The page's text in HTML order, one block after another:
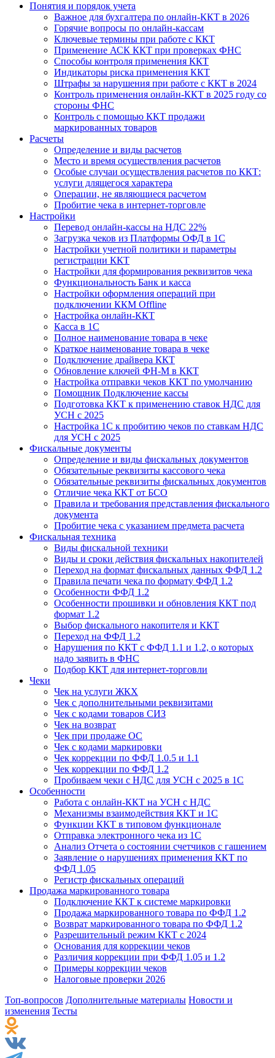
Понятия и порядок учета
Важное для бухгалтера по онлайн-ККТ в 2026
Горячие вопросы по онлайн-кассам
Ключевые термины при работе с ККТ
Применение АСК ККТ при проверках ФНС
Способы контроля применения ККТ
Индикаторы риска применения ККТ
Штрафы за нарушения при работе с ККТ в 2024
Контроль применения онлайн-ККТ в 2025 году со
стороны ФНС
Контроль с помощью ККТ продажи
маркированных товаров
Расчеты
Определение и виды расчетов
Место и время осуществления расчетов
Особые случаи осуществления расчетов по ККТ:
услуги длящегося характера
Операции, не являющиеся расчетом
Пробитие чека в интернет-торговле
Настройки
Перевод онлайн-кассы на НДС 22%
Загрузка чеков из Платформы ОФД в 1С
Настройки учетной политики и параметры
регистрации ККТ
Настройки для формирования реквизитов чека
Функциональность Банк и касса
Настройки оформления операций при
подключении ККМ Оffline
Настройка онлайн-ККТ
Касса в 1С
Полное наименование товара в чеке
Краткое наименование товара в чеке
Подключение драйвера ККТ
Обновление ключей ФН-М в ККТ
Настройка отправки чеков ККТ по умолчанию
Помощник Подключение кассы
Подготовка ККТ к применению ставок НДС для
УСН с 2025
Настройка 1С к пробитию чеков по ставкам НДС
для УСН с 2025
Фискальные документы
Определение и виды фискальных документов
Обязательные реквизиты кассового чека
Обязательные реквизиты фискальных документов
Отличие чека ККТ от БСО
Правила и требования представления фискального
документа
Пробитие чека с указанием предмета расчета
Фискальная техника
Виды фискальной техники
Виды и сроки действия фискальных накопителей
Переход на формат фискальных данных ФФД 1.2
Правила печати чека по формату ФФД 1.2
Особенности ФФД 1.2
Особенности прошивки и обновления ККТ под
формат 1.2
Выбор фискального накопителя и ККТ
Переход на ФФД 1.2
Нарушения по ККТ с ФФД 1.1 и 1.2, о которых
надо заявить в ФНС
Подбор ККТ для интернет-торговли
Чеки
Чек на услуги ЖКХ
Чек с дополнительными реквизитами
Чек с кодами товаров СИЗ
Чек на возврат
Чек при продаже ОС
Чек с кодами маркировки
Чек коррекции по ФФД 1.0.5 и 1.1
Чек коррекции по ФФД 1.2
Пробиваем чеки с НДС для УСН с 2025 в 1С
Особенности
Работа с онлайн-ККТ на УСН с НДС
Механизмы взаимодействия ККТ и 1С
Функции ККТ в типовом функционале
Отправка электронного чека из 1С
Анализ Отчета о состоянии счетчиков с гашением
Заявление о нарушениях применения ККТ по
ФФД 1.05
Регистр фискальных операций
Продажа маркированного товара
Подключение ККТ к системе маркировки
Продажа маркированного товара по ФФД 1.2
Возврат маркированного товара по ФФД 1.2
Разрешительный режим ККТ с 2024
Основания для коррекции чеков
Различия коррекции при ФФД 1.05 и 1.2
Примеры коррекции чеков
Налоговые проверки 2026
Топ-вопросов Дополнительные материалы Новости и
изменения Тесты